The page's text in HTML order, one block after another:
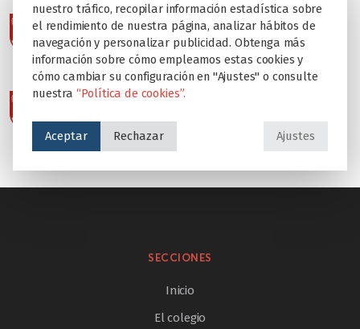
SECCIONES
Inicio
El colegio
nuestro tráfico, recopilar información estadística sobre
el rendimiento de nuestra página, analizar hábitos de
navegación y personalizar publicidad. Obtenga más
información sobre cómo empleamos estas cookies y
cómo cambiar su configuración en "Ajustes" o consulte
nuestra “Política de cookies”.
Aceptar Rechazar Ajustes